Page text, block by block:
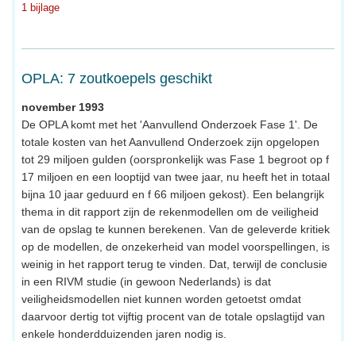
1 bijlage
OPLA: 7 zoutkoepels geschikt
november 1993
De OPLA komt met het 'Aanvullend Onderzoek Fase 1'. De
totale kosten van het Aanvullend Onderzoek zijn opgelopen
tot 29 miljoen gulden (oorspronkelijk was Fase 1 begroot op f
17 miljoen en een looptijd van twee jaar, nu heeft het in totaal
bijna 10 jaar geduurd en f 66 miljoen gekost). Een belangrijk
thema in dit rapport zijn de rekenmodellen om de veiligheid
van de opslag te kunnen berekenen. Van de geleverde kritiek
op de modellen, de onzekerheid van model voorspellingen, is
weinig in het rapport terug te vinden. Dat, terwijl de conclusie
in een RIVM studie (in gewoon Nederlands) is dat
veiligheidsmodellen niet kunnen worden getoetst omdat
daarvoor dertig tot vijftig procent van de totale opslagtijd van
enkele honderdduizenden jaren nodig is.